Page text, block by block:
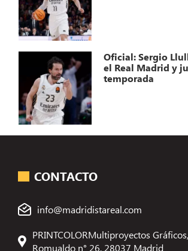
Oficial: Sergio
el Real Madrid y
temporada
CONTACTO
info@madridistareal.com
PRINTCOLORMultiproyectos
Romualdo n° 26, 28037 Madrid